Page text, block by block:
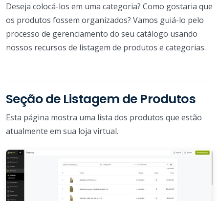
Deseja colocá-los em uma categoria? Como gostaria que
os produtos fossem organizados? Vamos guiá-lo pelo
processo de gerenciamento do seu catálogo usando
nossos recursos de listagem de produtos e categorias.
Seção de Listagem de Produtos
Esta página mostra uma lista dos produtos que estão
atualmente em sua loja virtual.